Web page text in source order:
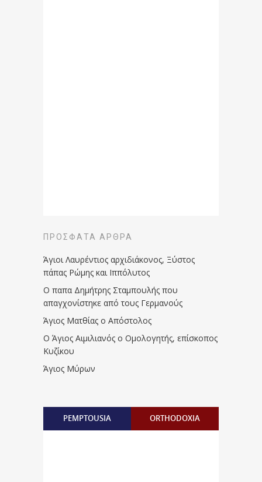
ΠΡΌΣΦΑΤΑ ΆΡΘΡΑ
Άγιοι Λαυρέντιος αρχιδιάκονος, Ξύστος
πάπας Ρώμης και Ιππόλυτος
Ο παπα Δημήτρης Σταμπουλής που
απαγχονίστηκε από τους Γερμανούς
Άγιος Ματθίας ο Απόστολος
Ο Άγιος Αιμιλιανός ο Ομολογητής, επίσκοπος
Κυζίκου
Άγιος Μύρων
PEMPTOUSIA ORTHODOXIA